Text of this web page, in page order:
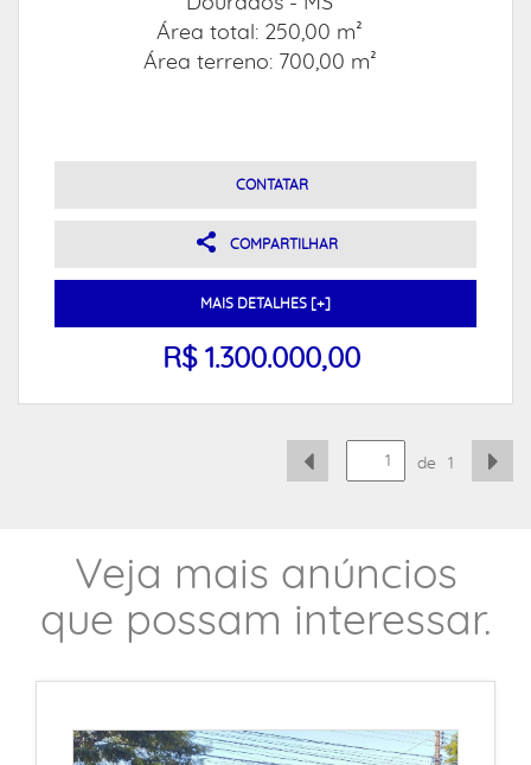
Área total: 250,00 m²
Área terreno: 700,00 m²
CONTATAR
COMPARTILHAR
MAIS DETALHES [+]
R$ 1.300.000,00
de 1
Veja mais anúncios
que possam interessar.